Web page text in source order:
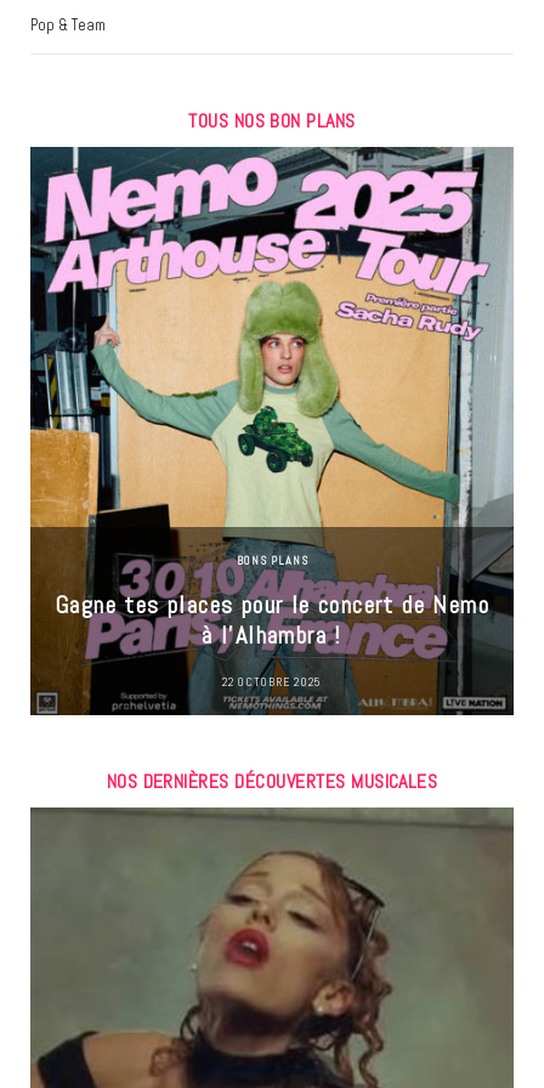
Pop & Team
TOUS NOS BON PLANS
BONS PLANS
Gagne tes places pour le concert de Nemo
à l’Alhambra !
22 OCTOBRE 2025
NOS DERNIÈRES DÉCOUVERTES MUSICALES